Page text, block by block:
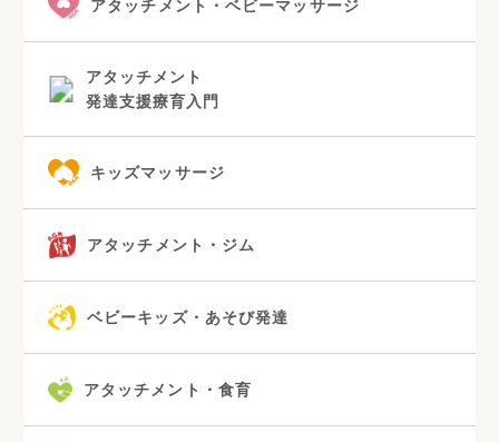
アタッチメント・ベビーマッサージ
アタッチメント
発達支援療育入門
キッズマッサージ
アタッチメント・ジム
ベビーキッズ・あそび発達
アタッチメント・食育